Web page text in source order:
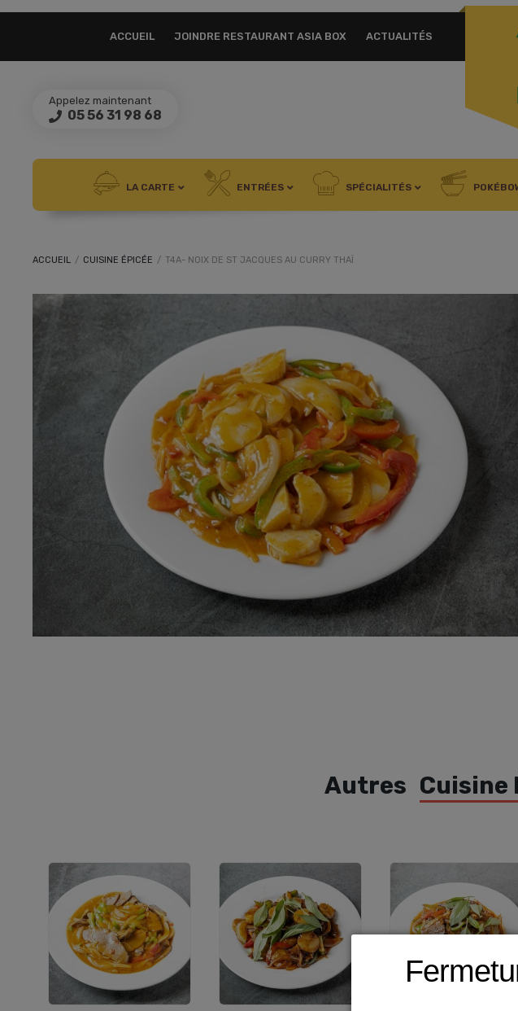
ACCUEIL JOINDRE RESTAURANT ASIA BOX ACTUALITÉS
Appelez maintenant
05 56 31 98 68
SE SOUVENIR
Mot
LA CARTE ENTRÉES SPÉCIALITÉS
ACCUEIL / CUISINE ÉPICÉE / T4A- NOIX DE ST JACQUES AU CURRY THAÏ
Autres Cuisine